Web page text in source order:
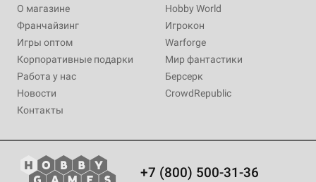
О магазине
Франчайзинг
Игры оптом
Корпоративные подарки
Работа у нас
Новости
Контакты
Hobby World
Игрокон
Warforge
Мир фантастики
Берсерк
CrowdRepublic
+7 (800) 500-31-36